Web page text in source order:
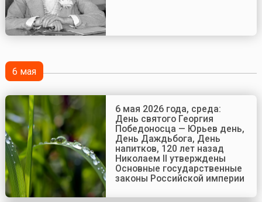
6 мая
6 мая 2026 года, среда:
День святого Георгия
Победоносца — Юрьев день,
День Даждьбога, День
напитков, 120 лет назад
Николаем II утверждены
Основные государственные
законы Российской империи